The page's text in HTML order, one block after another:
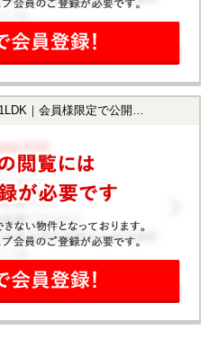
｜会員様限定で公開中！】